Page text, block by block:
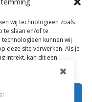
wij technologieën zoals
te slaan en/of te
kunnen wij
deze site verwerken. Als je
intrekt, kan dit een
en mogelijkheden.